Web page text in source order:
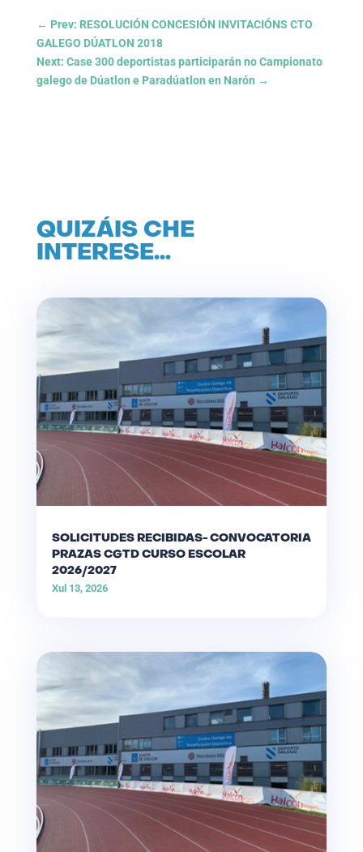
← Prev: RESOLUCIÓN CONCESIÓN INVITACIÓNS CTO
GALEGO DÚATLON 2018
Next: Case 300 deportistas participarán no Campionato
galego de Dúatlon e Paradúatlon en Narón →
QUIZÁIS CHE
INTERESE…
SOLICITUDES RECIBIDAS- CONVOCATORIA
PRAZAS CGTD CURSO ESCOLAR
2026/2027
Xul 13, 2026